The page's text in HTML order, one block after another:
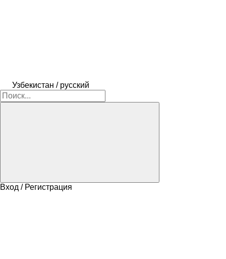
Узбекистан / русский
Вход / Регистрация